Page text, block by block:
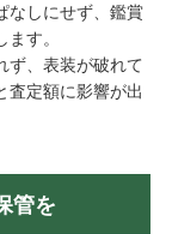
なしにせず、鑑賞
す。
ず、表装が破れて
査定額に影響が出
管を